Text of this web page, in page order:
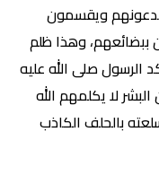
ويقسمون
ببضائعهم، وهذا ظلم
الرسول صلى الله عليه
لا يكلمهم الله
بالحلف الكاذب